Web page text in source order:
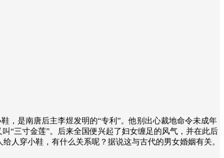
，是南唐后主李煜发明的“专利”。他别出心裁地命令未成年
“三寸金莲”。后来全国便兴起了妇女缠足的风气，并在此后
人穿小鞋，有什么关系呢？据说这与古代的男女婚姻有关。